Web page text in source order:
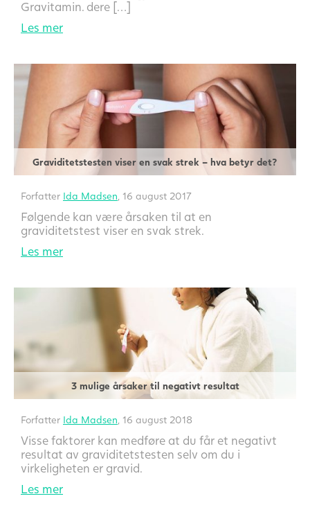
Gravitamin. dere […]
Les mer
Graviditetstesten viser en svak strek – hva betyr det?
Forfatter Ida Madsen , 16 august 2017
Følgende kan være årsaken til at en
graviditetstest viser en svak strek.
Les mer
3 mulige årsaker til negativt resultat
Forfatter Ida Madsen , 16 august 2018
Visse faktorer kan medføre at du får et negativt
resultat av graviditetstesten selv om du i
virkeligheten er gravid.
Les mer